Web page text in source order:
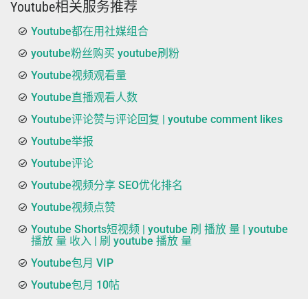
Youtube相关服务推荐
Youtube都在用社媒组合
youtube粉丝购买 youtube刷粉
Youtube视频观看量
Youtube直播观看人数
Youtube评论赞与评论回复 | youtube comment likes
Youtube举报
Youtube评论
Youtube视频分享 SEO优化排名
Youtube视频点赞
Youtube Shorts短视频 | youtube 刷 播放 量 | youtube
播放 量 收入 | 刷 youtube 播放 量
Youtube包月 VIP
Youtube包月 10帖